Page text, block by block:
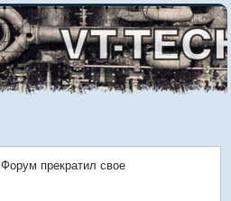
Форум прекратил свое